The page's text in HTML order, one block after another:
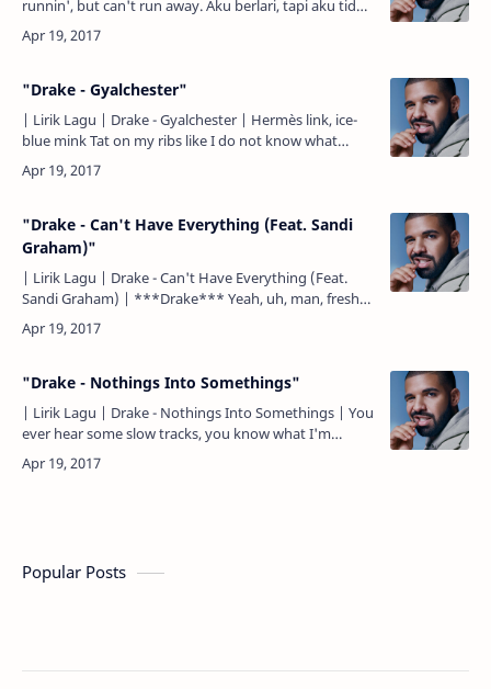
runnin', but can't run away. Aku berlari, tapi aku tidak
bisa lari jauh. You say you changed, Kau mengatakan
k…
"Drake - Gyalchester"
| Lirik Lagu | Drake - Gyalchester | Hermès link, ice-
blue mink Tat on my ribs like I do not know what
permanent is They want me gone, wait for the kicker
Bury…
"Drake - Can't Have Everything (Feat. Sandi
Graham)"
| Lirik Lagu | Drake - Can't Have Everything (Feat.
Sandi Graham) | ***Drake*** Yeah, uh, man, fresh
up out the sand February 10, it's the boy, but I'm still
t…
"Drake - Nothings Into Somethings"
| Lirik Lagu | Drake - Nothings Into Somethings | You
ever hear some slow tracks, you know what I'm
sayin'? Kau pernah mendengar beberapa lagu
lambat, kau tau …
Popular Posts